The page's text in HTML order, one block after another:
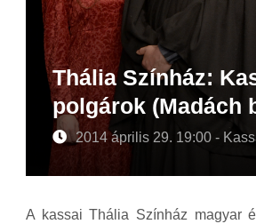
Thália Színház:
polgárok (Madách
2014 április 29. 19:00 -
A kassai Thália Színház magyar